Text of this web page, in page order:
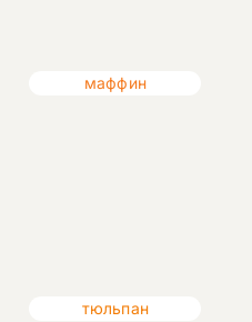
маффин
тюльпан